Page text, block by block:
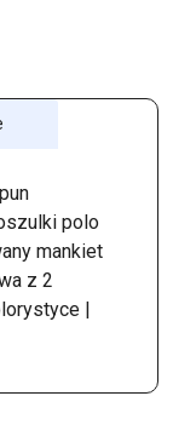
polo
mankiet
z 2
|